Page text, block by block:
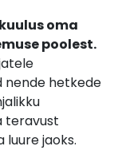
oma
poolest.
nende hetkede
teravust
jaoks.